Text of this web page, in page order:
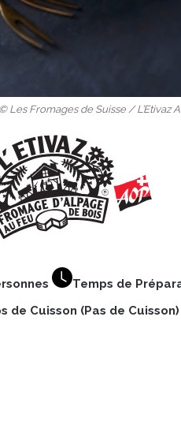
Les Fromages de Suisse / L’Etivaz
Temps de
de Cuisson (Pas de Cuisson)